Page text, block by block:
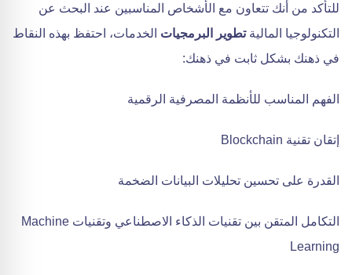
للتأكد من أنك تتعاون مع الأشخاص المناسبين عند البحث عن
التكنولوجيا الماليةتطوير البرمجيات الخدمات، احتفظ بهذه النقاط
في ذهنك بشكل ثابت في ذهنك:
الفهم المناسب للأنظمة المصرفية الرقمية
إتقان تقنية Blockchain
القدرة على تحسين تحليلات البيانات الضخمة
التكامل المتقن بين تقنيات الذكاء الاصطناعي وتقنيات Machine
Learning